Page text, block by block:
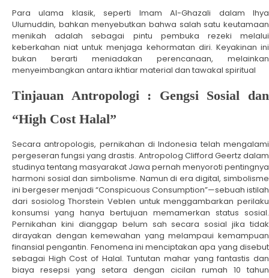
Para ulama klasik, seperti Imam Al-Ghazali dalam Ihya
Ulumuddin, bahkan menyebutkan bahwa salah satu keutamaan
menikah adalah sebagai pintu pembuka rezeki melalui
keberkahan niat untuk menjaga kehormatan diri. Keyakinan ini
bukan berarti meniadakan perencanaan, melainkan
menyeimbangkan antara ikhtiar material dan tawakal spiritual
Tinjauan Antropologi : Gengsi Sosial dan
“High Cost Halal”
Secara antropologis, pernikahan di Indonesia telah mengalami
pergeseran fungsi yang drastis. Antropolog Clifford Geertz dalam
studinya tentang masyarakat Jawa pernah menyoroti pentingnya
harmoni sosial dan simbolisme. Namun di era digital, simbolisme
ini bergeser menjadi “Conspicuous Consumption”—sebuah istilah
dari sosiolog Thorstein Veblen untuk menggambarkan perilaku
konsumsi yang hanya bertujuan memamerkan status sosial.
Pernikahan kini dianggap belum sah secara sosial jika tidak
dirayakan dengan kemewahan yang melampaui kemampuan
finansial pengantin. Fenomena ini menciptakan apa yang disebut
sebagai High Cost of Halal. Tuntutan mahar yang fantastis dan
biaya resepsi yang setara dengan cicilan rumah 10 tahun